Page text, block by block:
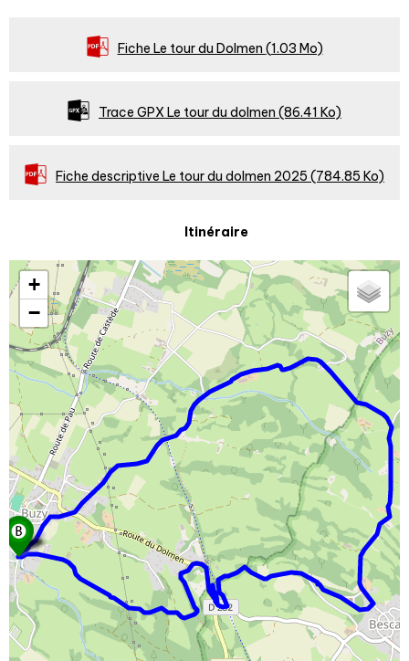
Fiche Le tour du Dolmen (1.03 Mo)
Trace GPX Le tour du dolmen (86.41 Ko)
Fiche descriptive Le tour du dolmen 2025 (784.85 Ko)
Itinéraire
+
−